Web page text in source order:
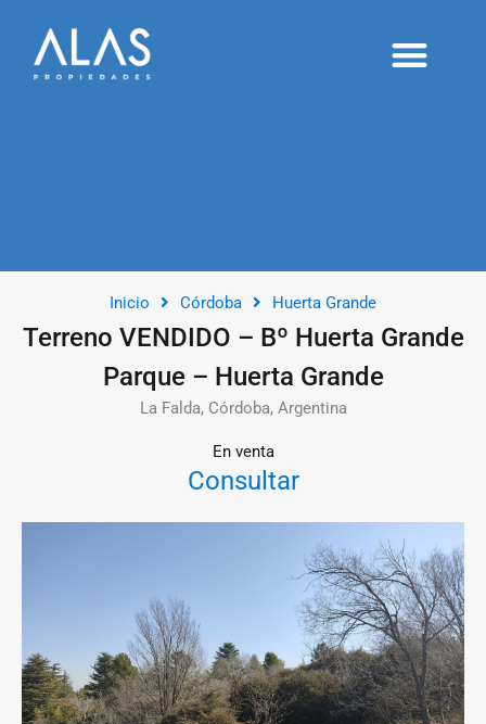
Inicio Córdoba Huerta Grande
Terreno VENDIDO – Bº Huerta Grande
Parque – Huerta Grande
La Falda, Córdoba, Argentina
En venta
Consultar